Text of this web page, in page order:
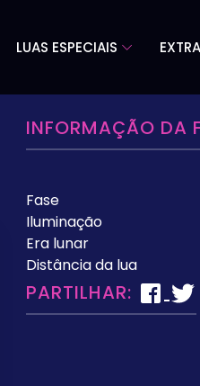
LUAS ESPECIAIS
INFORMAÇÃO DA
Fase
Iluminação
Era lunar
Distância da lua
PARTILHAR: